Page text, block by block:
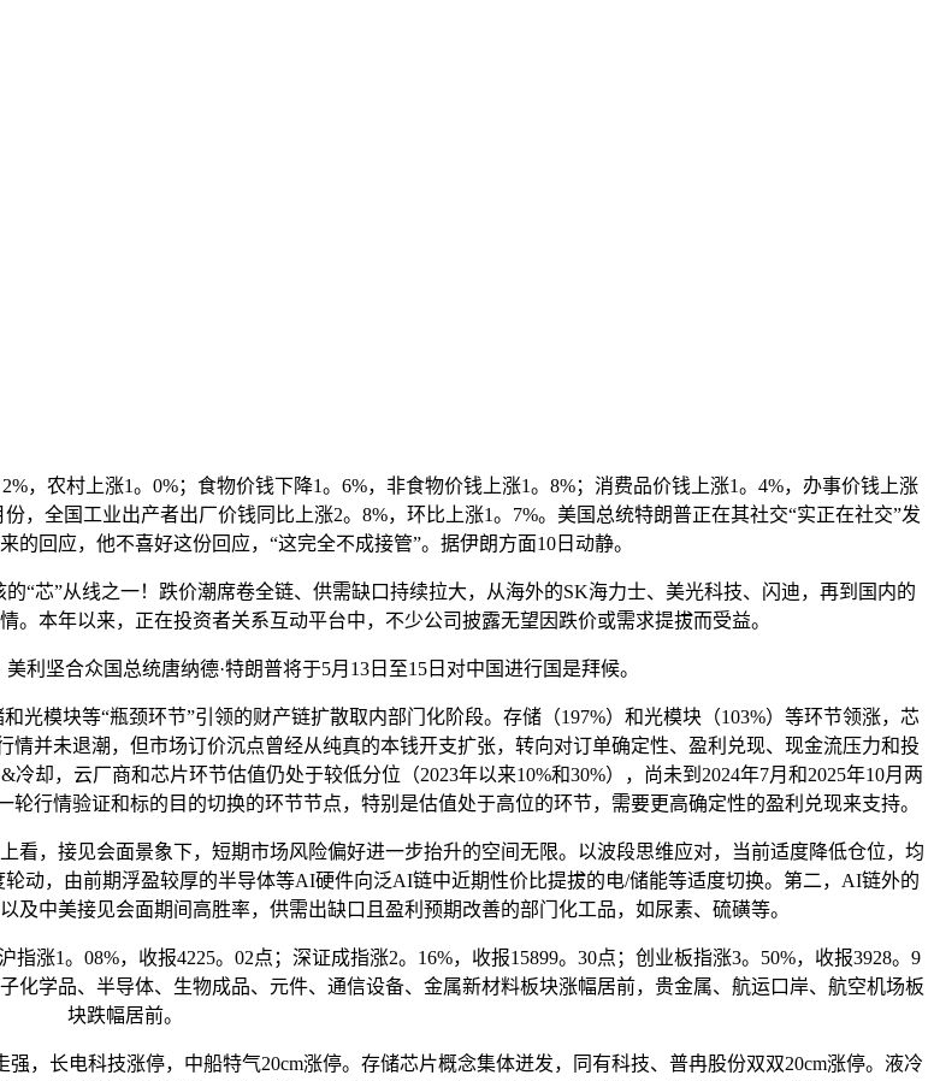
农村上涨1。0%；食物价钱下降1。6%，非食物价钱上涨1。8%；消费品价钱上涨1。4%，办事价钱上涨
，全国工业出产者出厂价钱同比上涨2。8%，环比上涨1。7%。美国总统特朗普正在其社交“实正在社交”发
的回应，他不喜好这份回应，“这完全不成接管”。据伊朗方面10日动静。
芯”从线之一！跌价潮席卷全链、供需缺口持续拉大，从海外的SK海力士、美光科技、闪迪，再到国内的
本年以来，正在投资者关系互动平台中，不少公司披露无望因跌价或需求提拔而受益。
坚合众国总统唐纳德·特朗普将于5月13日至15日对中国进行国是拜候。
模块等“瓶颈环节”引领的财产链扩散取内部门化阶段。存储（197%）和光模块（103%）等环节领涨，芯
情并未退潮，但市场订价沉点曾经从纯真的本钱开支扩张，转向对订单确定性、盈利兑现、现金流压力和投
却，云厂商和芯片环节估值仍处于较低分位（2023年以来10%和30%），尚未到2024年7月和2025年10月两
行情验证和标的目的切换的环节节点，特别是估值处于高位的环节，需要更高确定性的盈利兑现来支持。
，接见会面景象下，短期市场风险偏好进一步抬升的空间无限。以波段思维应对，当前适度降低仓位，均
动，由前期浮盈较厚的半导体等AI硬件向泛AI链中近期性价比提拔的电/储能等适度切换。第二，AI链外的
中美接见会面期间高胜率，供需出缺口且盈利预期改善的部门化工品，如尿素、硫磺等。
1。08%，收报4225。02点；深证成指涨2。16%，收报15899。30点；创业板指涨3。50%，收报3928。9
化学品、半导体、生物成品、元件、通信设备、金属新材料板块涨幅居前，贵金属、航运口岸、航空机场板
块跌幅居前。
长电科技涨停，中船特气20cm涨停。存储芯片概念集体迸发，同有科技、普冉股份双双20cm涨停。液冷